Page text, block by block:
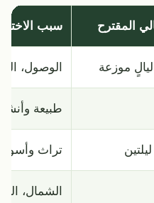
المقترح سبب
الوصول،
طبيعة
تراث
الشمال،